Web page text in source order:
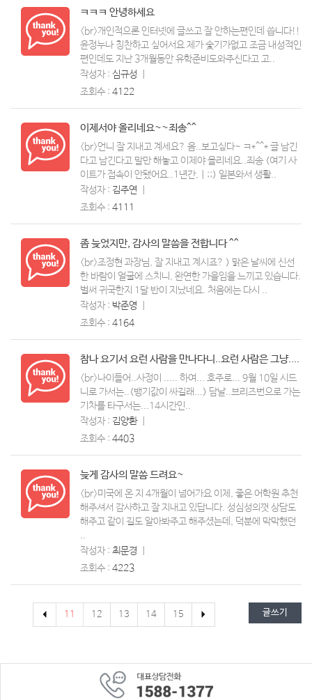
ㅋㅋㅋ 안녕하세요
<br>개인적으론 인터넷에 글쓰고 잘 안하는편인데 씁니다!!
윤정누나 칭찬하고 싶어서요 제가 숯기가없고 조금 내성적인
편인데도 지난 3개월동안 유학준비도와주신다고 고..
작성자 : 심규성
조회수 : 4122
이제서야 올리네요~~죄송^^
<br>언니 잘 지내고 계세요? 음..보고싶다~ ㅋ*^^* 글 남긴
다고 남긴다고 말만 해놓고 이제야 올리네요..죄송 (여기 사
이트가 접속이 안됐어요..1년간,ㅣ;;) 일본와서 생활..
작성자 : 김주연
조회수 : 4111
좀 늦었지만, 감사의 말씀을 전합니다 ^^
<br>조정현 과장님, 잘 지내고 계시죠? ) 맑은 날씨에 신선
한 바람이 얼굴에 스치니, 완연한 가을임을 느끼고 있습니다.
벌써 귀국한지 1달 반이 지났네요. 처음에는 다시 ..
작성자 : 박준영
조회수 : 4164
참나 요기서 요런 사람을 만나다니..요런 사람은 그냥....
<br>나이들어..사정이 ..... 하여... 호주로... 9월 10일 시드
니로 가서는..(뱅기값이 싸길래...) 담날..브리즈번으로 가는
기차를 타구서는...14시간인..
작성자 : 김양환ㅣ
조회수 : 4403
늦게 감사의 말씀 드려요~
<br>미국에 온 지 4개월이 넘어가요 이제, 좋은 어학원 추천
해주셔서 감사하고 잘 지내고 있답니다. 성심성의껏 상담도
해주고 같이 길도 알아봐주고 해주셨는데, 덕분에 막막했던
..
작성자 : 최문경
조회수 : 4223
11 12 13 14 15 글쓰기